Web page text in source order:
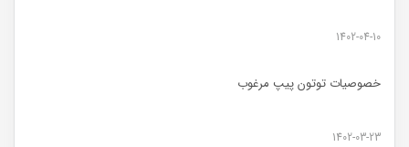
1402-04-10
خصوصیات توتون پیپ مرغوب
1402-03-23